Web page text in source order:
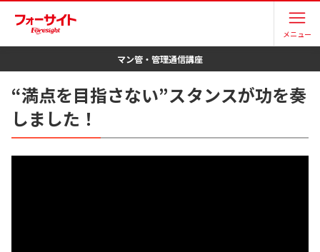
メニュー
マン管・管理通信講座
“満点を目指さない”スタンスが功を奏
しました！